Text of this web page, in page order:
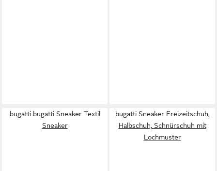
bugatti bugatti Sneaker Textil
Sneaker
bugatti Sneaker Freizeitschuh,
Halbschuh, Schnürschuh mit
Lochmuster